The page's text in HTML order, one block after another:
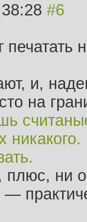
крошечные
отвалится, то
можно будет в
хоть деталей
настолько
чем-то вроде
и,
на
плюс, ни
—